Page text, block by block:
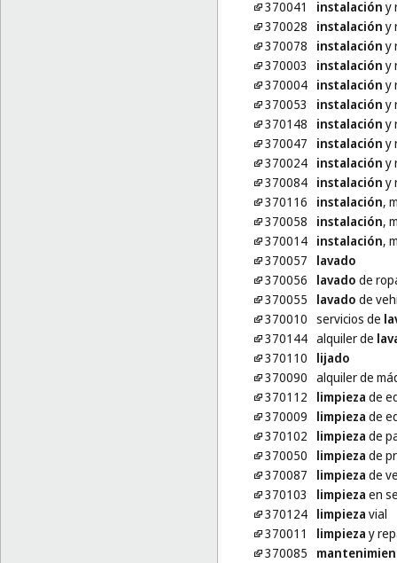
370041
instalación y
370028
instalación y
370078
instalación y
370003
instalación y
370004 instalación y
370053
instalación y
370148
instalación y
370047
instalación y
370024 instalación y
370084 instalación y
370116
instalación,
370058
instalación,
370014 instalación,
370057
lavado
370056
lavado de
370055
lavado de
370010 servicios de
370144 alquiler de
370110
lijado
370090 alquiler de
370112
limpieza de
370009
limpieza de
370102
limpieza de
370050
limpieza de
370087
limpieza de
370103
limpieza en
370124 limpieza vial
370011
limpieza y
370085